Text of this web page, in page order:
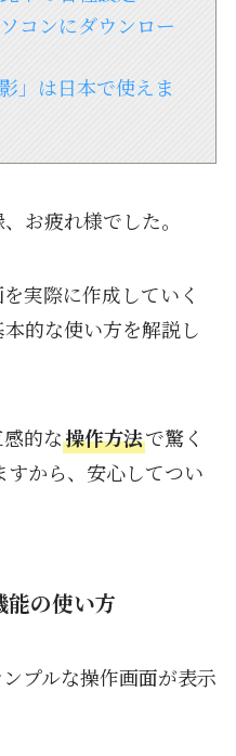
コンにダウンロー
」は日本で使えま
お疲れ様でした。
実際に作成していく
的な使い方を解説し
的な操作方法で驚く
すから、安心してつい
の使い方
プルな操作画面が表示